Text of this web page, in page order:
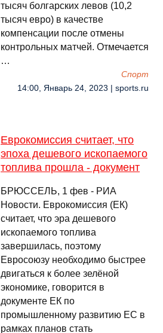
тысяч болгарских левов (10,2
тысяч евро) в качестве
компенсации после отмены
контрольных матчей. Отмечается
…
Спорт
14:00, Январь 24, 2023 | sports.ru
Еврокомиссия считает, что
эпоха дешевого ископаемого
топлива прошла - документ
БРЮССЕЛЬ, 1 фев - РИА
Новости. Еврокомиссия (ЕК)
считает, что эра дешевого
ископаемого топлива
завершилась, поэтому
Евросоюзу необходимо быстрее
двигаться к более зелёной
экономике, говорится в
документе ЕК по
промышленному развитию ЕС в
рамках планов стать